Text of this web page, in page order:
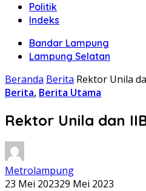
Politik
Indeks
Bandar Lampung
Lampung Selatan
Beranda Berita Rektor Unila
Berita, Berita Utama
Rektor Unila dan
Metrolampung
23 Mei 202329 Mei 2023